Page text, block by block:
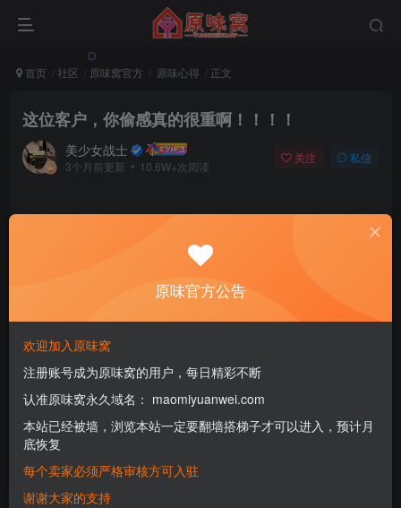
首页 社区 原味窝官方 原味心得 正文
这位客户，你偷感真的很重啊！！！！
美少女战士
3个月前更新 10.6W+次阅读
关注 私信
登录后继续查看
评分
原味官方公告
欢迎加入原味窝
注册账号成为原味窝的用户，每日精彩不断
认准原味窝永久域名： maomiyuanwei.com
本站已经被墙，浏览本站一定要翻墙搭梯子才可以进入，预计月
底恢复
每个卖家必须严格审核方可入驻
谢谢大家的支持